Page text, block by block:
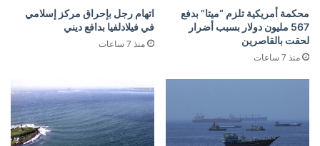
محكمة أمريكية تلزم “ميتا” بدفع
567 مليون دولار بسبب أضرار
لحقت بالقاصرين
منذ 7 ساعات
اتهام رجل بإحراق مركز إسلامي
في فيلادلفيا بدافع ديني
منذ 7 ساعات